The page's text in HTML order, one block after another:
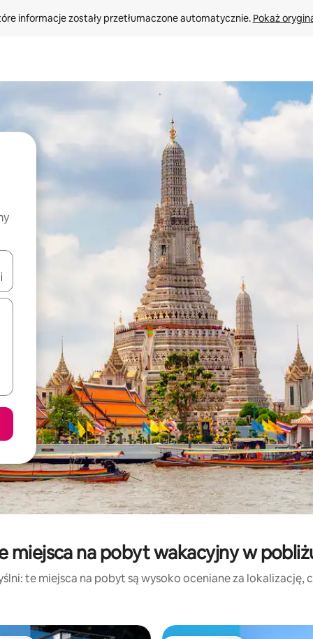
informacje zostały przetłumaczone automatycznie. Pokaż
nich za pomocą klawiszy strzałek w górę i w dół lub przeglądać
miejsca na pobyt wakacyjny w
te miejsca na pobyt są wysoko oceniane za lokalizację,